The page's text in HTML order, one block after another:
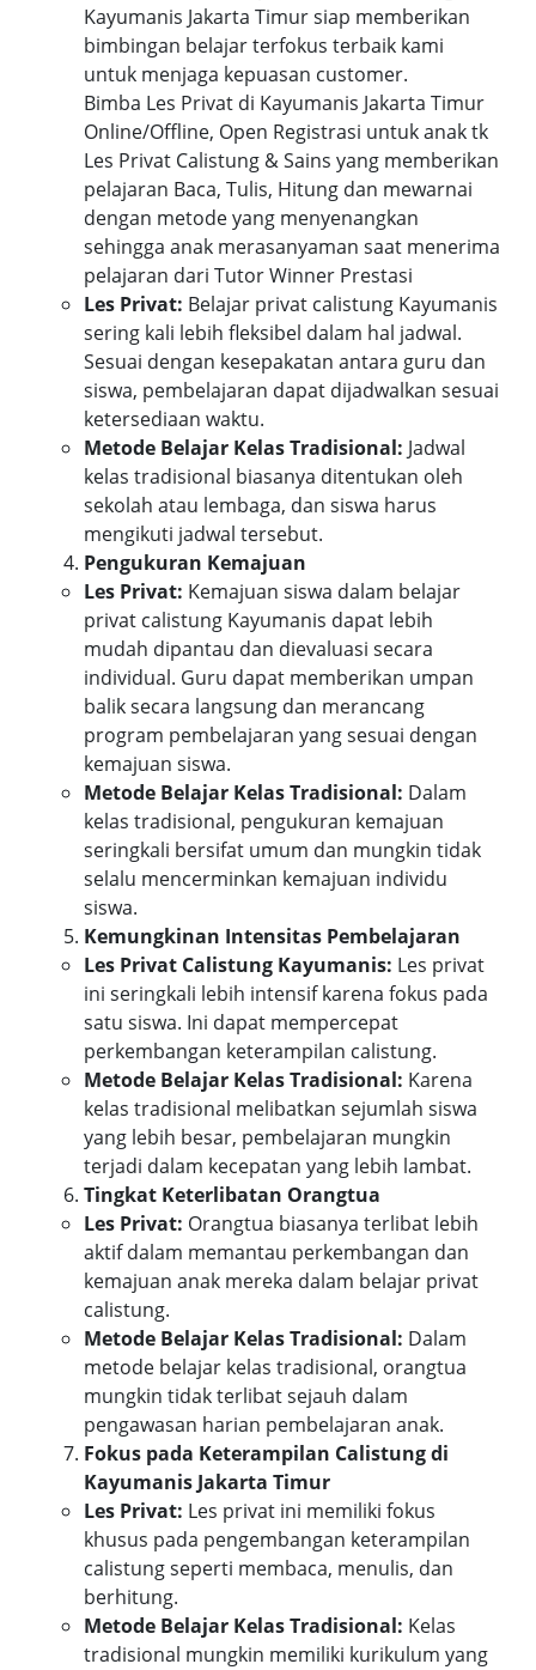
Kayumanis Jakarta Timur siap memberikan
bimbingan belajar terfokus terbaik kami
untuk menjaga kepuasan customer.
Bimba Les Privat di Kayumanis Jakarta Timur
Online/Offline, Open Registrasi untuk anak tk
Les Privat Calistung & Sains yang memberikan
pelajaran Baca, Tulis, Hitung dan mewarnai
dengan metode yang menyenangkan
sehingga anak merasanyaman saat menerima
pelajaran dari Tutor Winner Prestasi
Les Privat: Belajar privat calistung Kayumanis
sering kali lebih fleksibel dalam hal jadwal.
Sesuai dengan kesepakatan antara guru dan
siswa, pembelajaran dapat dijadwalkan sesuai
ketersediaan waktu.
Metode Belajar Kelas Tradisional: Jadwal
kelas tradisional biasanya ditentukan oleh
sekolah atau lembaga, dan siswa harus
mengikuti jadwal tersebut.
Pengukuran Kemajuan
Les Privat: Kemajuan siswa dalam belajar
privat calistung Kayumanis dapat lebih
mudah dipantau dan dievaluasi secara
individual. Guru dapat memberikan umpan
balik secara langsung dan merancang
program pembelajaran yang sesuai dengan
kemajuan siswa.
Metode Belajar Kelas Tradisional: Dalam
kelas tradisional, pengukuran kemajuan
seringkali bersifat umum dan mungkin tidak
selalu mencerminkan kemajuan individu
siswa.
Kemungkinan Intensitas Pembelajaran
Les Privat Calistung Kayumanis: Les privat
ini seringkali lebih intensif karena fokus pada
satu siswa. Ini dapat mempercepat
perkembangan keterampilan calistung.
Metode Belajar Kelas Tradisional: Karena
kelas tradisional melibatkan sejumlah siswa
yang lebih besar, pembelajaran mungkin
terjadi dalam kecepatan yang lebih lambat.
Tingkat Keterlibatan Orangtua
Les Privat: Orangtua biasanya terlibat lebih
aktif dalam memantau perkembangan dan
kemajuan anak mereka dalam belajar privat
calistung.
Metode Belajar Kelas Tradisional: Dalam
metode belajar kelas tradisional, orangtua
mungkin tidak terlibat sejauh dalam
pengawasan harian pembelajaran anak.
Fokus pada Keterampilan Calistung di
Kayumanis Jakarta Timur
Les Privat: Les privat ini memiliki fokus
khusus pada pengembangan keterampilan
calistung seperti membaca, menulis, dan
berhitung.
Metode Belajar Kelas Tradisional: Kelas
tradisional mungkin memiliki kurikulum yang